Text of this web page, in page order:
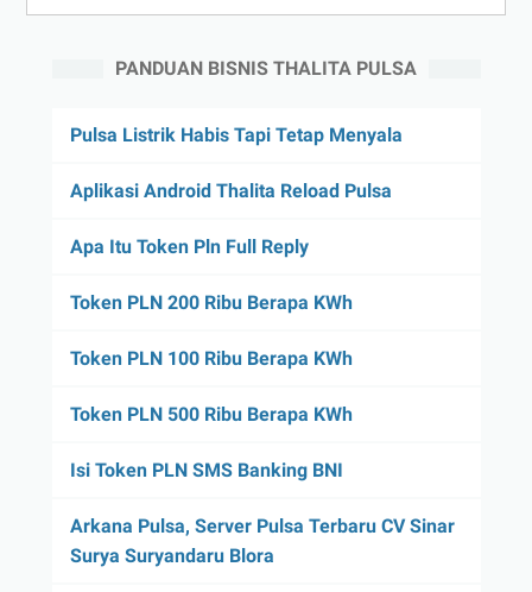
PANDUAN BISNIS THALITA PULSA
Pulsa Listrik Habis Tapi Tetap Menyala
Aplikasi Android Thalita Reload Pulsa
Apa Itu Token Pln Full Reply
Token PLN 200 Ribu Berapa KWh
Token PLN 100 Ribu Berapa KWh
Token PLN 500 Ribu Berapa KWh
Isi Token PLN SMS Banking BNI
Arkana Pulsa, Server Pulsa Terbaru CV Sinar
Surya Suryandaru Blora